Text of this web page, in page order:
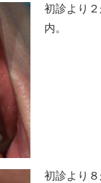
初診より
内。
初診より